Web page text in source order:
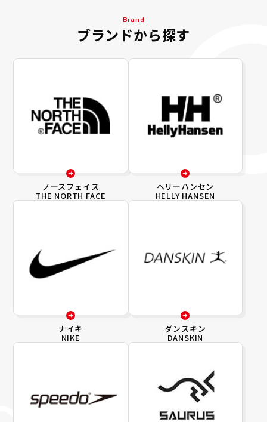
Brand
ブランドから探す
ノースフェイス
THE NORTH FACE
ヘリーハンセン
HELLY HANSEN
ナイキ
NIKE
ダンスキン
DANSKIN